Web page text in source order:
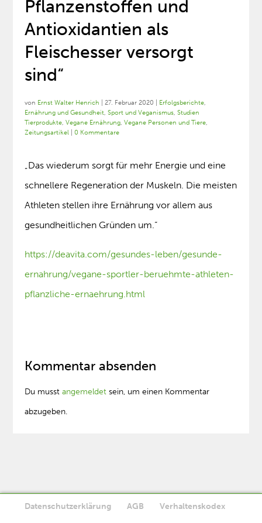
Pflanzenstoffen und
Antioxidantien als
Fleischesser versorgt
sind“
von Ernst Walter Henrich |27. Februar 2020 Erfolgsberichte,
Ernährung und Gesundheit,Sport und Veganismus,Studien
Tierprodukte,Vegane Ernährung,Vegane Personen und Tiere,
Zeitungsartikel |0 Kommentare
„Das wiederum sorgt für mehr Energie und eine
schnellere Regeneration der Muskeln. Die meisten
Athleten stellen ihre Ernährung vor allem aus
gesundheitlichen Gründen um.“
https://deavita.com/gesundes-leben/gesunde-
ernahrung/vegane-sportler-beruehmte-athleten-
pflanzliche-ernaehrung.html
Kommentar absenden
Du musstangemeldet sein, um einen Kommentar
abzugeben.
Datenschutzerklärung AGB Verhaltenskodex